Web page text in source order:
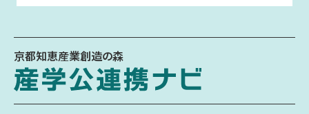
京都知恵産業創造の森